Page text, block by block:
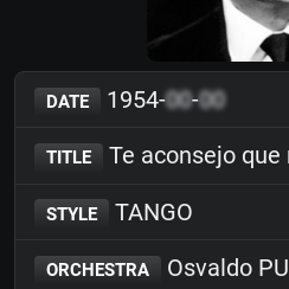
DATE 1954-00-00
TITLE Te aconsejo
STYLE TANGO
ORCHESTRA Osvaldo